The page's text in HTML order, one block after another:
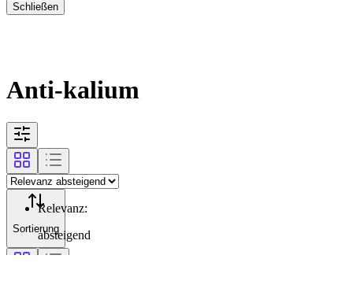
Schließen
Anti-kalium
Sortierung
Relevanz:
absteigend